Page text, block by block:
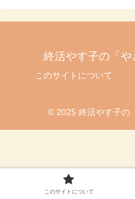
終活やす子の「や
このサイトについて
© 2025 終活やす子の
このサイトについて